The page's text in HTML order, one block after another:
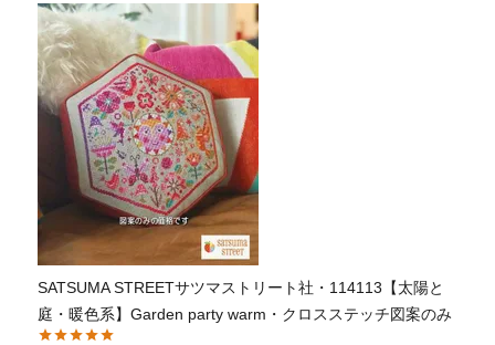
送料とお支払い方法について
返品特約について
新規会員登録
会員規約について
特定商取引法について
個人情報取り扱いについて
SATSUMA STREETサツマストリート社・114113【太陽と
庭・暖色系】Garden party warm・クロスステッチ図案のみ